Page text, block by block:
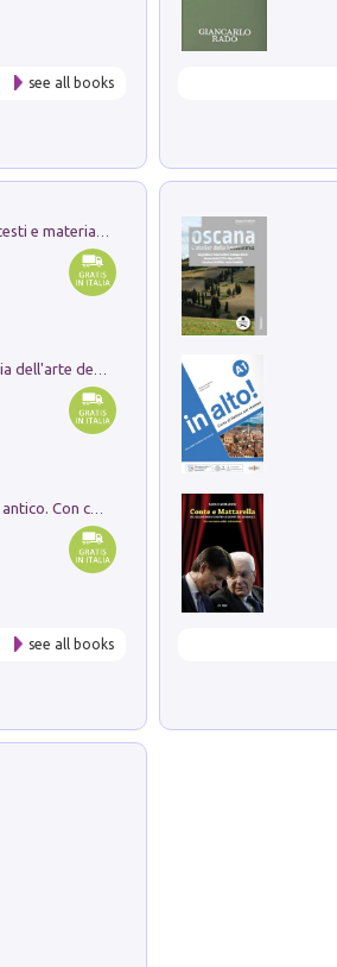
see all books
Ricerche dei dottorandi in storia dell'arte della Sapienza
I monumenti funerari del Lazio antico. Con cartella con tavole
see all books